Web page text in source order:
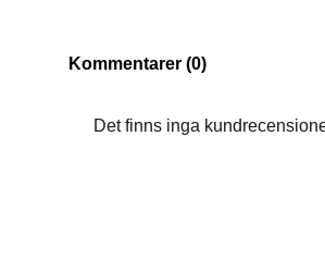
Kommentarer (0)
Det finns inga